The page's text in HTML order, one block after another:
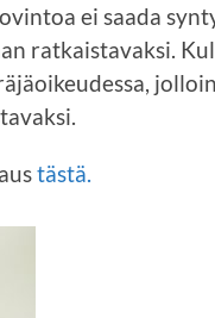
ei saada
ratkaistavaksi.
tästä.